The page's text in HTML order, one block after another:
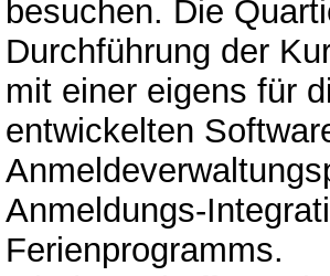
besuchen. Die
Durchführung der
mit einer eigens für
entwickelten
Anmeldungs-
Ferienprogramms.